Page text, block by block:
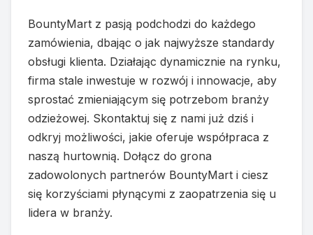
BountyMart z pasją podchodzi do każdego
zamówienia, dbając o jak najwyższe standardy
obsługi klienta. Działając dynamicznie na rynku,
firma stale inwestuje w rozwój i innowacje, aby
sprostać zmieniającym się potrzebom branży
odzieżowej. Skontaktuj się z nami już dziś i
odkryj możliwości, jakie oferuje współpraca z
naszą hurtownią. Dołącz do grona
zadowolonych partnerów BountyMart i ciesz
się korzyściami płynącymi z zaopatrzenia się u
lidera w branży.